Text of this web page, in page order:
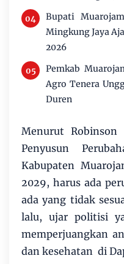
Bupati
Mingkung Jaya
2026
Pemkab
Agro Tenera
Duren
Menurut
Penyusun
Kabupaten
2029, harus ada
ada yang tidak
lalu, ujar politisi
memperjuangkan
dan kesehatan di